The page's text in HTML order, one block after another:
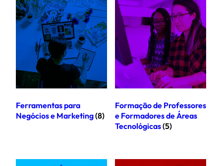
Ferramentas para
Negócios e Marketing(8)
Formação de Professores
e Formadores de Áreas
Tecnológicas(5)